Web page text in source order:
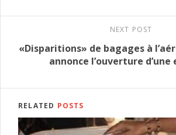
NEXT POST
«Disparitions» de bagages à
annonce l’ouverture d’une
RELATED POSTS